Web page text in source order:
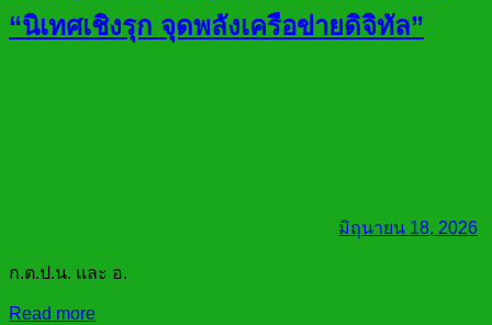
“นิเทศเชิงรุก จุดพลังเครือข่ายดิจิทัล”
มิถุนายน 18, 2026
ก.ต.ป.น. และ อ.
Read more